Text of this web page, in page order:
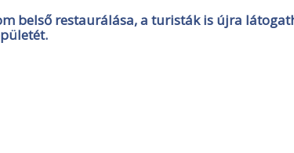
belső restaurálása, a turisták is újra